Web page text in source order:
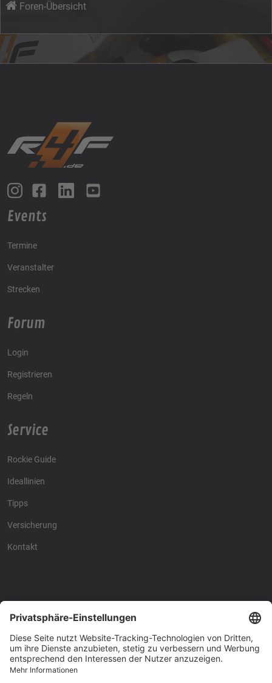
Foren-Übersicht
Events
Termine
Veranstalter
Strecken
Forum
Login
Registrieren
Regeln
Service
Rockie Guide
Ideallinien
Tipps
Versicherung
Kontakt
Racing4fun - Alles über
Racing4fun - Alles über